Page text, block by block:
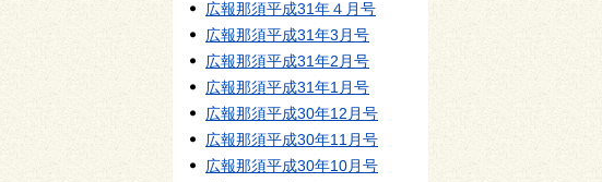
広報那須平成31年４月号
広報那須平成31年3月号
広報那須平成31年2月号
広報那須平成31年1月号
広報那須平成30年12月号
広報那須平成30年11月号
広報那須平成30年10月号